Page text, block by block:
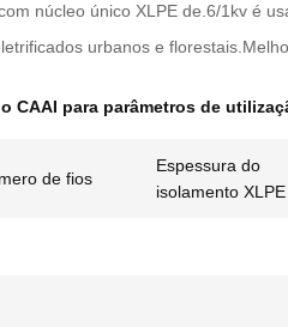
núcleo único XLPE de.6/1kv é
urbanos e
CAAI para parâmetros de
de fios
Espessura do
isolamento XLPE